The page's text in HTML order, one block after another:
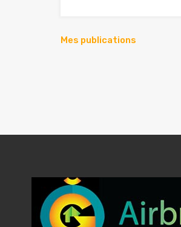
Mes publications